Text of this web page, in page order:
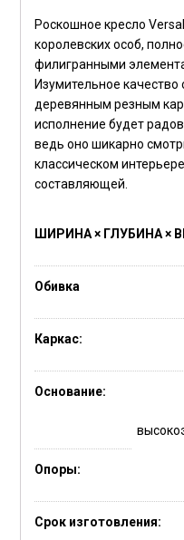
Роскошное кресло
королевских особ,
филигранными
Изумительное качество
деревянным резным
исполнение будет
ведь оно шикарно
классическом
составляющей.
ШИРИНА × ГЛУБИНА ×
Обивка
Каркас:
Основание:
Опоры:
Срок изготовления: